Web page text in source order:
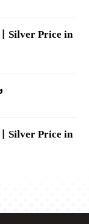
Price in
Price in